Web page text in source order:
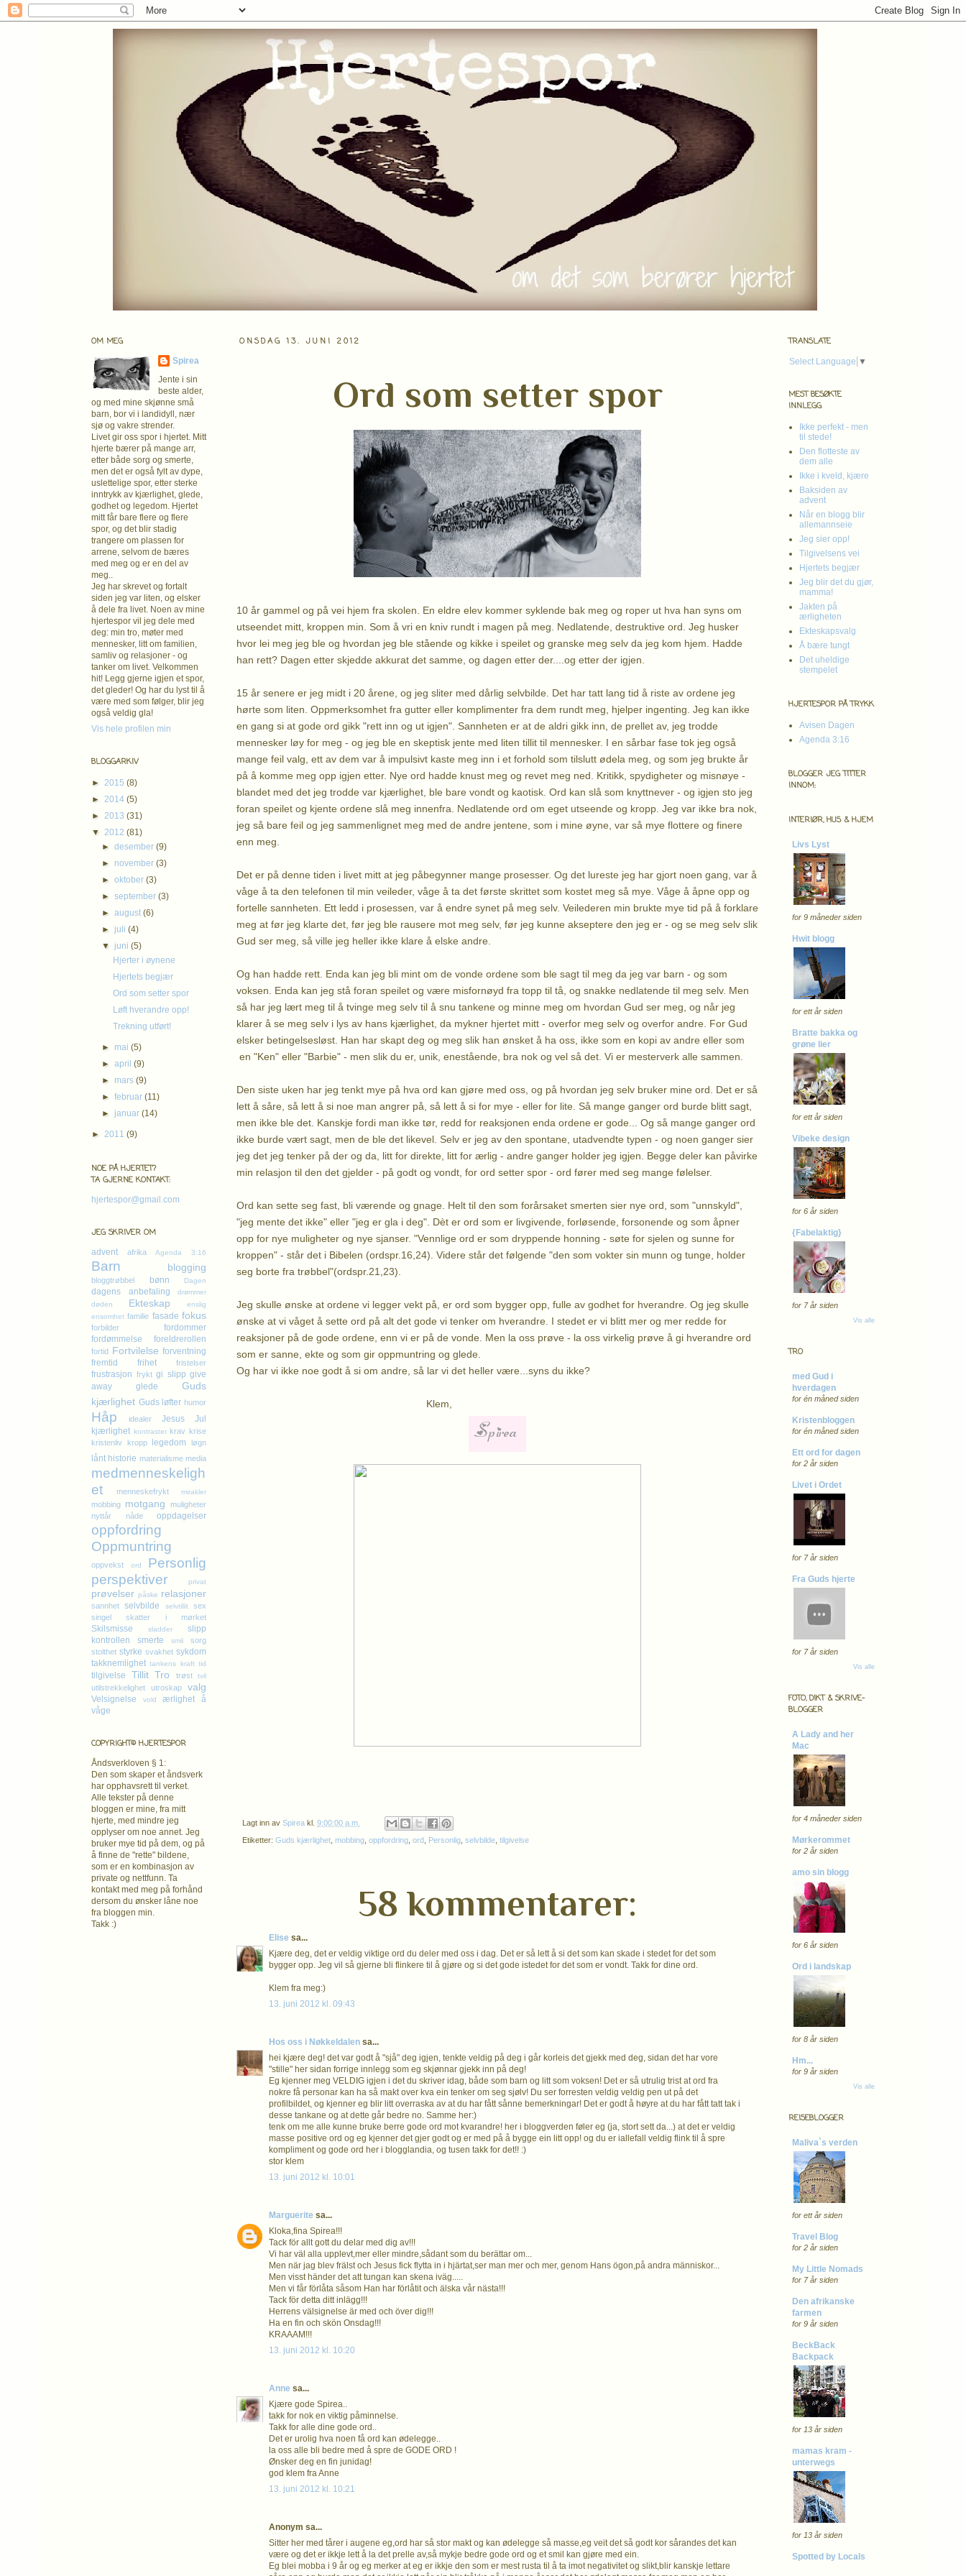
ONSDAG 13. JUNI 2012
Ord som setter spor
10 år gammel og på vei hjem fra skolen. En eldre elev kommer syklende bak meg og roper ut hva han syns om
utseendet mitt, kroppen min. Som å vri en kniv rundt i magen på meg. Nedlatende, destruktive ord. Jeg husker
hvor lei meg jeg ble og hvordan jeg ble stående og kikke i speilet og granske meg selv da jeg kom hjem. Hadde
han rett? Dagen etter skjedde akkurat det samme, og dagen etter der....og etter der igjen.
15 år senere er jeg midt i 20 årene, og jeg sliter med dårlig selvbilde. Det har tatt lang tid å riste av ordene jeg
hørte som liten. Oppmerksomhet fra gutter eller komplimenter fra dem rundt meg, hjelper ingenting. Jeg kan ikke
en gang si at gode ord gikk "rett inn og ut igjen". Sannheten er at de aldri gikk inn, de prellet av, jeg trodde
mennesker løy for meg - og jeg ble en skeptisk jente med liten tillit til mennesker. I en sårbar fase tok jeg også
mange feil valg, ett av dem var å impulsivt kaste meg inn i et forhold som tilslutt ødela meg, og som jeg brukte år
på å komme meg opp igjen etter. Nye ord hadde knust meg og revet meg ned. Kritikk, spydigheter og misnøye -
blandet med det jeg trodde var kjærlighet, ble bare vondt og kaotisk. Ord kan slå som knyttnever - og igjen sto jeg
foran speilet og kjente ordene slå meg innenfra. Nedlatende ord om eget utseende og kropp. Jeg var ikke bra nok,
jeg så bare feil og jeg sammenlignet meg med de andre jentene, som i mine øyne, var så mye flottere og finere
enn meg.
Det er på denne tiden i livet mitt at jeg påbegynner mange prosesser. Og det lureste jeg har gjort noen gang, var å
våge å ta den telefonen til min veileder, våge å ta det første skrittet som kostet meg så mye. Våge å åpne opp og
fortelle sannheten. Ett ledd i prosessen, var å endre synet på meg selv. Veilederen min brukte mye tid på å forklare
meg at før jeg klarte det, før jeg ble rausere mot meg selv, før jeg kunne akseptere den jeg er - og se meg selv slik
Gud ser meg, så ville jeg heller ikke klare å elske andre.
Og han hadde rett. Enda kan jeg bli mint om de vonde ordene som ble sagt til meg da jeg var barn - og som
voksen. Enda kan jeg stå foran speilet og være misfornøyd fra topp til tå, og snakke nedlatende til meg selv. Men
så har jeg lært meg til å tvinge meg selv til å snu tankene og minne meg om hvordan Gud ser meg, og når jeg
klarer å se meg selv i lys av hans kjærlighet, da mykner hjertet mitt - overfor meg selv og overfor andre. For Gud
elsker betingelsesløst. Han har skapt deg og meg slik han ønsket å ha oss, ikke som en kopi av andre eller som
en "Ken" eller "Barbie" - men slik du er, unik, enestående, bra nok og vel så det. Vi er mesterverk alle sammen.
Den siste uken har jeg tenkt mye på hva ord kan gjøre med oss, og på hvordan jeg selv bruker mine ord. Det er så
lett å såre, så lett å si noe man angrer på, så lett å si for mye - eller for lite. Så mange ganger ord burde blitt sagt,
men ikke ble det. Kanskje fordi man ikke tør, redd for reaksjonen enda ordene er gode... Og så mange ganger ord
ikke burde vært sagt, men de ble det likevel. Selv er jeg av den spontane, utadvendte typen - og noen ganger sier
jeg det jeg tenker på der og da, litt for direkte, litt for ærlig - andre ganger holder jeg igjen. Begge deler kan påvirke
min relasjon til den det gjelder - på godt og vondt, for ord setter spor - ord fører med seg mange følelser.
Ord kan sette seg fast, bli værende og gnage. Helt til den som forårsaket smerten sier nye ord, som "unnskyld",
"jeg mente det ikke" eller "jeg er gla i deg". Dèt er ord som er livgivende, forløsende, forsonende og som åpner
opp for nye muligheter og nye sjanser. "Vennlige ord er som dryppende honning - søte for sjelen og sunne for
kroppen" - står det i Bibelen (ordspr.16,24). Videre står det følgende "den som vokter sin munn og tunge, holder
seg borte fra trøbbel"(ordspr.21,23).
Jeg skulle ønske at ordene vi legger vekt på, er ord som bygger opp, fulle av godhet for hverandre. Og jeg skulle
ønske at vi våget å sette ord på alt det gode vi tenker om hverandre. I stedet er vi blitt mer og mer redde for
reaksjoner på de gode ordene, enn vi er på de vonde. Men la oss prøve - la oss virkelig prøve å gi hverandre ord
som er sanne, ekte og som gir oppmuntring og glede.
Og har vi ikke noe godt å si om andre, så lar vi det heller være...syns du ikke?
Klem,
Lagt inn av Spirea kl. 9:00:00 a.m.
Etiketter: Guds kjærlighet, mobbing, oppfordring, ord, Personlig, selvbilde, tilgivelse
58 kommentarer:
Elise sa...
Kjære deg, det er veldig viktige ord du deler med oss i dag. Det er så lett å si det som kan skade i stedet for det som
bygger opp. Jeg vil så gjerne bli flinkere til å gjøre og si det gode istedet for det som er vondt. Takk for dine ord.
Klem fra meg:)
13. juni 2012 kl. 09:43
Hos oss i Nøkkeldalen sa...
hei kjære deg! det var godt å "sjå" deg igjen, tenkte veldig på deg i går korleis det gjekk med deg, sidan det har vore
"stille" her sidan forrige innlegg som eg skjønnar gjekk inn på deg!
Eg kjenner meg VELDIG igjen i det du skriver idag, både som barn og litt som voksen! Det er så utrulig trist at ord fra
nokre få personar kan ha så makt over kva ein tenker om seg sjølv! Du ser forresten veldig veldig pen ut på det
profilbildet, og kjenner eg blir litt overraska av at du har fått sånne bemerkningar! Det er godt å høyre at du har fått tatt tak i
desse tankane og at dette går bedre no. Samme her:)
tenk om me alle kunne bruke berre gode ord mot kvarandre! her i bloggverden føler eg (ja, stort sett da...) at det er veldig
masse positive ord og eg kjenner det gjer godt og er med på å bygge ein litt opp! og du er iallefall veldig flink til å spre
kompliment og gode ord her i blogglandia, og tusen takk for det!! :)
stor klem
13. juni 2012 kl. 10:01
Marguerite sa...
Kloka,fina Spirea!!!
Tack för allt gott du delar med dig av!!!
Vi har väl alla upplevt,mer eller mindre,sådant som du berättar om...
Men när jag blev frälst och Jesus fick flytta in i hjärtat,ser man mer och mer, genom Hans ögon,på andra människor...
Men visst händer det att tungan kan skena iväg.....
Men vi får förlåta såsom Han har förlåtit och älska vår nästa!!!
Tack för detta ditt inlägg!!!
Herrens välsignelse är med och över dig!!!
Ha en fin och skön Onsdag!!!
KRAAAM!!!
13. juni 2012 kl. 10:20
Anne sa...
Kjære gode Spirea..
takk for nok en viktig påminnelse.
Takk for alle dine gode ord..
Det er urolig hva noen få ord kan ødelegge..
la oss alle bli bedre med å spre de GODE ORD !
Ønsker deg en fin junidag!
god klem fra Anne
13. juni 2012 kl. 10:21
Anonym sa...
Sitter her med tårer i augene eg,ord har så stor makt og kan ødelegge så masse,eg veit det så godt kor sårandes det kan
være og det er ikkje lett å la det prelle av,så mykje bedre gode ord og et smil kan gjøre med ein.
Eg blei mobba i 9 år og eg merker at eg er ikkje den som er mest rusta til å ta imot negativitet og slikt,blir kanskje lettare
OM MEG
Spirea
Jente i sin
beste alder,
og med mine skjønne små
barn, bor vi i landidyll, nær
sjø og vakre strender.
Livet gir oss spor i hjertet. Mitt
hjerte bærer på mange arr,
etter både sorg og smerte,
men det er også fylt av dype,
uslettelige spor, etter sterke
inntrykk av kjærlighet, glede,
godhet og legedom. Hjertet
mitt får bare flere og flere
spor, og det blir stadig
trangere om plassen for
arrene, selvom de bæres
med meg og er en del av
meg..
Jeg har skrevet og fortalt
siden jeg var liten, og elsker
å dele fra livet. Noen av mine
hjertespor vil jeg dele med
deg: min tro, møter med
mennesker, litt om familien,
samliv og relasjoner - og
tanker om livet. Velkommen
hit! Legg gjerne igjen et spor,
det gleder! Og har du lyst til å
være med som følger, blir jeg
også veldig gla!
Vis hele profilen min
BLOGGARKIV
► 2015 (8)
► 2014 (5)
► 2013 (31)
▼ 2012 (81)
►desember(9)
► november(3)
►oktober(3)
►september(3)
►august(6)
► juli(4)
▼ juni(5)
Hjerter i øynene
Hjertets begjær
Ord som setter spor
Løft hverandre opp!
Trekning utført!
► mai(5)
►april(9)
► mars(9)
►februar(11)
► januar(14)
► 2011 (9)
NOE PÅ HJERTET?
TA GJERNE KONTAKT:
hjertespor@gmail.com
JEG SKRIVER OM
advent afrika Agenda 3:16
Barn blogging
bloggtrøbbel bønn Dagen
dagens anbefaling
drømmer
døden
Ekteskap
enslig
ensomhet familie fasade fokus
forbilder
fordommer
fordømmelse
foreldrerollen
fortid Fortvilelse forventning
fremtid
frihet fristelser
frustrasjon frykt gi slipp give
away
glede
Guds
kjærlighet Guds løfter humor
Håp idealer Jesus
Jul
kjærlighet kontraster krav krise
kristenliv kropp legedom løgn
lånt historie materialisme media
medmenneskeligh
et
menneskefrykt mirakler
mobbing motgang
muligheter
nyttår
nåde oppdagelser
oppfordring
Oppmuntring
oppvekst ord
Personlig
perspektiver
privat
prøvelser påske relasjoner
sannhet selvbilde selvtillit
sex
singel
skatter i mørket
Skilsmisse sladder
slipp
kontrollen
smerte smil
sorg
stolthet styrke svakhet sykdom
takknemlighet tankens kraft tid
tilgivelse Tillit Tro trøst tvil
utilstrekkelighet utroskap valg
Velsignelse vold ærlighet
å
våge
COPYRIGHT© HJERTESPOR
Åndsverkloven § 1:
Den som skaper et åndsverk
har opphavsretttil verket.
Alle tekster på denne
bloggen er mine, fra mitt
hjerte, med mindre jeg
opplyser om noe annet. Jeg
bruker mye tid på dem, og på
å finne de "rette" bildene,
som er en kombinasjon av
private og nettfunn. Ta
kontakt med meg på forhånd
dersom du ønsker låne noe
fra bloggen min.
Takk :)
TRANSLATE
Select Language ▼
MEST BESØKTE
INNLEGG
Ikke perfekt - men
til stede!
Den flotteste av
dem alle
Ikke i kveld, kjære
Baksiden av
advent
Når en blogg blir
allemannseie
Jeg sier opp!
Tilgivelsens vei
Hjertets begjær
Jeg blir det du gjør,
mamma!
Jakten på
ærligheten
Ekteskapsvalg
Å bære tungt
Det uheldige
stempelet
HJERTESPOR PÅ TRYKK
Avisen Dagen
Agenda 3:16
BLOGGER JEG TITTER
INNOM:
INTERIØR, HUS & HJEM
Livs Lyst
for 9 måneder siden
Hwit blogg
for ett år siden
Bratte bakka og
grøne lier
for ett år siden
Vibeke design
for 6 år siden
{Fabelaktig}
for 7 år siden
Vis alle
TRO
med Gud i
hverdagen
for én måned siden
Kristenbloggen
for én måned siden
Ett ord for dagen
for 2 år siden
Livet i Ordet
for 7 år siden
Fra Guds hjerte
for 7 år siden
Vis alle
FOTO, DIKT & SKRIVE-
BLOGGER
A Lady and her
Mac
for 4 måneder siden
Mørkerommet
for 2 år siden
amo sin blogg
for 6 år siden
Ord i landskap
for 8 år siden
Hm...
for 9 år siden
Vis alle
REISEBLOGGER
Maliva`s verden
for ett år siden
Travel Blog
for 2 år siden
My Little Nomads
for 7 år siden
Den afrikanske
farmen
for 9 år siden
BeckBack
Backpack
for 13 år siden
mamas kram -
unterwegs
for 13 år siden
Spotted by Locals